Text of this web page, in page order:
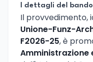
I dettagli del bando
Il provvedimento,
Unione-Funz-
F2026-25, è
Amministrazione